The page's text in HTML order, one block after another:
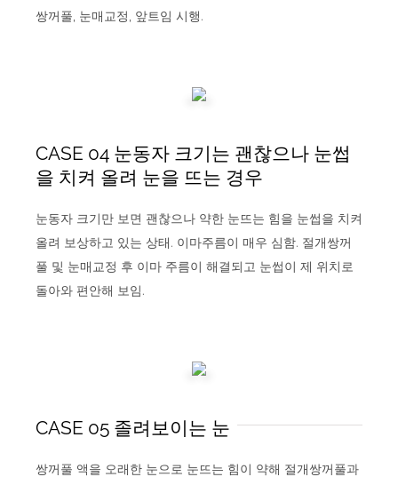
쌍꺼풀, 눈매교정, 앞트임 시행.
CASE 04 눈동자 크기는 괜찮으나 눈썹
을 치켜 올려 눈을 뜨는 경우
눈동자 크기만 보면 괜찮으나 약한 눈뜨는 힘을 눈썹을 치켜
올려 보상하고 있는 상태. 이마주름이 매우 심함. 절개쌍꺼
풀 및 눈매교정 후 이마 주름이 해결되고 눈썹이 제 위치로
돌아와 편안해 보임.
CASE 05 졸려보이는 눈
쌍꺼풀 액을 오래한 눈으로 눈뜨는 힘이 약해 절개쌍꺼풀과